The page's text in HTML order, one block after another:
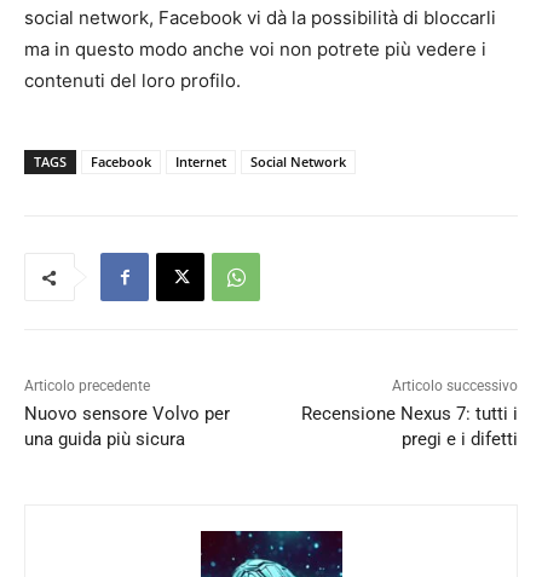
social network, Facebook vi dà la possibilità di bloccarli
ma in questo modo anche voi non potrete più vedere i
contenuti del loro profilo.
TAGS Facebook Internet Social Network
Articolo precedente
Nuovo sensore Volvo per
una guida più sicura
Articolo successivo
Recensione Nexus 7: tutti i
pregi e i difetti